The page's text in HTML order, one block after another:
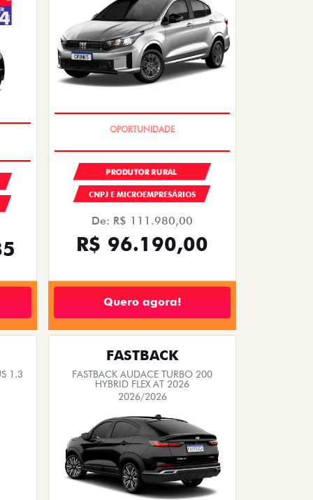
PRODUTOR RURAL
CNPJ E MICROEMPRESÁRIOS
De: R$ 111.980,00
R$ 96.190,00
Quero agora!
1.3
FASTBACK
FASTBACK AUDACE TURBO 200
HYBRID FLEX AT 2026
2026/2026